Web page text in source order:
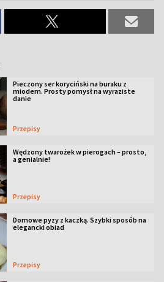
Pieczony ser koryciński na buraku z
miodem. Prosty pomysł na wyraziste
danie
Przepisy
Wędzony twarożek w pierogach – prosto,
a genialnie!
Przepisy
Domowe pyzy z kaczką. Szybki sposób na
elegancki obiad
Przepisy